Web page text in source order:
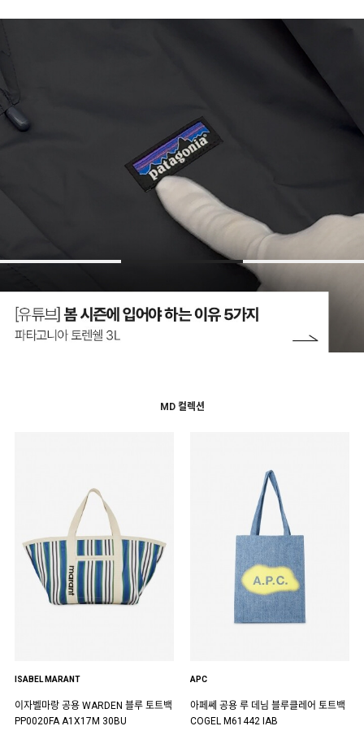
MD 컬렉션
ISABEL MARANT
이자벨마랑 공용 WARDEN 블루 토트백
PP0020FA A1X17M 30BU
APC
아페쎄 공용 루 데님 블루클레어 토트백
COGEL M61442 IAB